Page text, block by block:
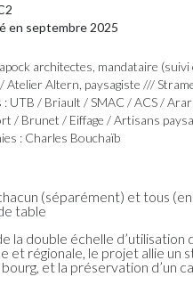
en septembre 2025
architectes, mandataire
Atelier Altern, paysagiste ///
UTB / Briault / SMAC / ACS /
/ Brunet / Eiffage / Artisans
: Charles Bouchaïb
(séparément) et tous
table
la double échelle
et régionale, le projet allie un
et la préservation d’un